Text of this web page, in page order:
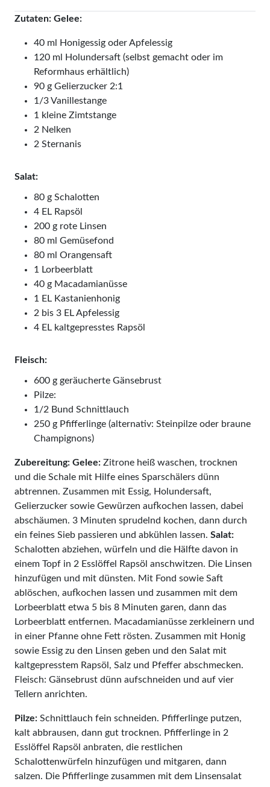
Zutaten: Gelee:
40 ml Honigessig oder Apfelessig
120 ml Holundersaft (selbst gemacht oder im
Reformhaus erhältlich)
90 g Gelierzucker 2:1
1/3 Vanillestange
1 kleine Zimtstange
2 Nelken
2 Sternanis
Salat:
80 g Schalotten
4 EL Rapsöl
200 g rote Linsen
80 ml Ge­mü­se­fond
80 ml Orangensaft
1 Lorbeerblatt
40 g Macadamianüsse
1 EL Kastanienhonig
2 bis 3 EL Apfelessig
4 EL kaltgepresstes Rapsöl
Fleisch:
600 g geräucherte Gänsebrust
Pilze:
1/2 Bund Schnittlauch
250 g Pfifferlinge (alternativ: Steinpilze oder braune
Champignons)
Zubereitung: Gelee: Zi­tro­ne heiß waschen, trocknen
und die Schale mit Hilfe eines Sparschälers dünn
abtrennen. Zusammen mit Essig, Holundersaft,
Gelierzucker sowie Gewürzen aufkochen lassen, dabei
abschäumen. 3 Minuten sprudelnd kochen, dann durch
ein feines Sieb passieren und abkühlen lassen. Salat:
Schalotten abziehen, würfeln und die Hälfte davon in
einem Topf in 2 Esslöffel Rapsöl anschwitzen. Die Linsen
hinzufügen und mit dünsten. Mit Fond sowie Saft
ablöschen, aufkochen lassen und zusammen mit dem
Lorbeerblatt etwa 5 bis 8 Minuten garen, dann das
Lorbeerblatt entfernen. Macadamianüsse zerkleinern und
in einer Pfanne ohne Fett rösten. Zusammen mit Honig
sowie Essig zu den Linsen geben und den Salat mit
kaltgepresstem Rapsöl, Salz und Pfeffer abschmecken.
Fleisch: Gänsebrust dünn aufschneiden und auf vier
Tellern anrichten.
Pilze: Schnittlauch fein schneiden. Pfifferlinge putzen,
kalt abbrausen, dann gut trocknen. Pfifferlinge in 2
Esslöffel Rapsöl anbraten, die restlichen
Schalottenwürfeln hinzufügen und mitgaren, dann
salzen. Die Pfifferlinge zusammen mit dem Linsensalat